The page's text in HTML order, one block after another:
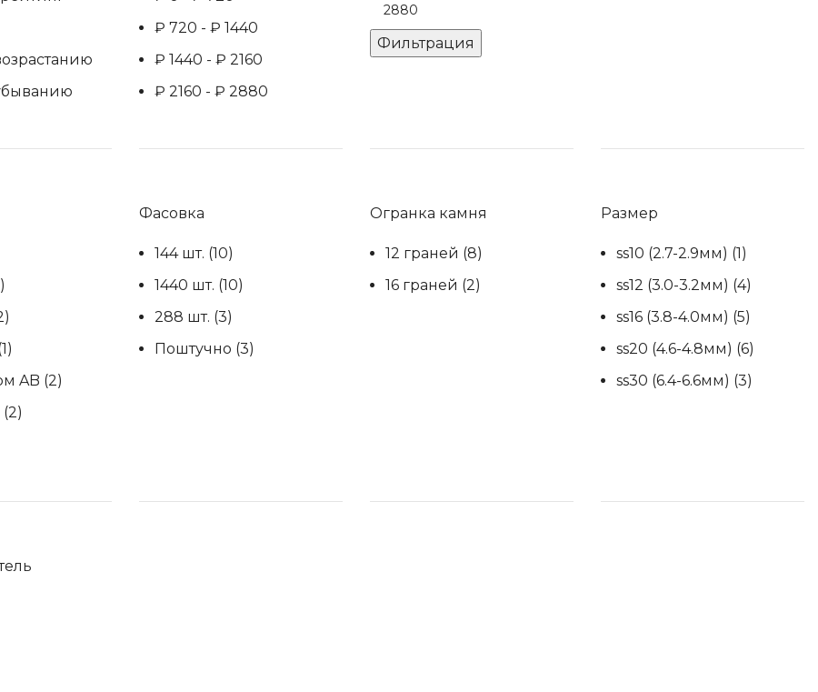
₽ 720 -₽ 1440
₽ 1440 -₽ 2160
₽ 2160 -₽ 2880
Фильтрация
AB (2)
(2)
Фасовка
144 шт. (10)
1440 шт. (10)
288 шт. (3)
Поштучно (3)
Огранка камня
12 граней (8)
16 граней (2)
Размер
ss10 (2.7-2.9мм) (1)
ss12 (3.0-3.2мм) (4)
ss16 (3.8-4.0мм) (5)
ss20 (4.6-4.8мм) (6)
ss30 (6.4-6.6мм) (3)